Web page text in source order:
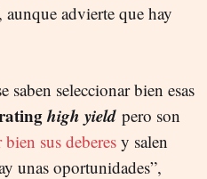
aunque advierte que hay
saben seleccionar bien esas
ratinghigh yield pero son
sus deberes y salen
unas oportunidades”,